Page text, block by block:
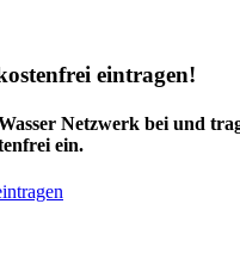
eintragen!
Netzwerk bei und
ein.